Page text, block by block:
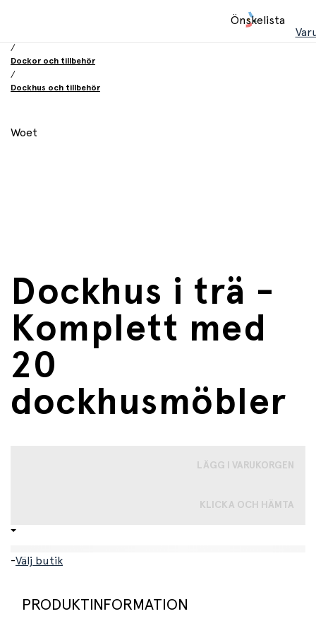
Önskelista
/
Dockor och tillbehör
/
Dockhus och tillbehör
Woet
Dockhus i trä -
Komplett med
20
dockhusmöbler
LÄGG I VARUKORGEN
KLICKA OCH HÄMTA
-Välj butik
PRODUKTINFORMATION